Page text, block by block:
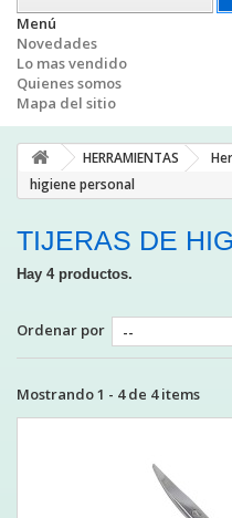
Menú
Novedades
Lo mas vendido
Quienes somos
Mapa del sitio
HERRAMIENTAS
higiene personal
TIJERAS DE
Hay 4 productos.
Ordenar por
Mostrando 1 - 4 de 4 items